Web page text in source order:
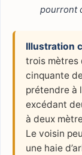
pourront
Illustration
trois mètres
cinquante
prétendre à
excédant
à deux
Le voisin
une haie